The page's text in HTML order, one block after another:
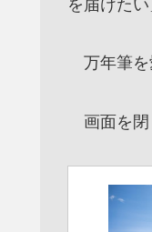
を届けた
万年筆を
画面を閉